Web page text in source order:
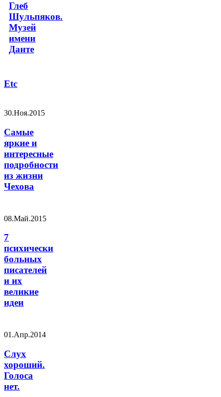
Глеб
Шульпяков.
Музей
имени
Данте
Etc
30.Ноя.2015
Самые
яркие и
интересные
подробности
из жизни
Чехова
08.Май.2015
7
психически
больных
писателей
и их
великие
идеи
01.Апр.2014
Слух
хороший.
Голоса
нет.